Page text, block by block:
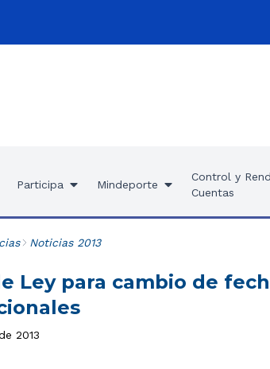
Participa Mindeporte
Control y
Cuentas
Noticias 2013
Ley para cambio de
2013